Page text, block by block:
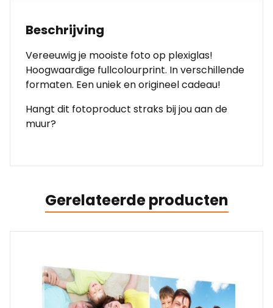
Beschrijving
Vereeuwig je mooiste foto op plexiglas!
Hoogwaardige fullcolourprint. In verschillende
formaten. Een uniek en origineel cadeau!
Hangt dit fotoproduct straks bij jou aan de
muur?
Gerelateerde producten